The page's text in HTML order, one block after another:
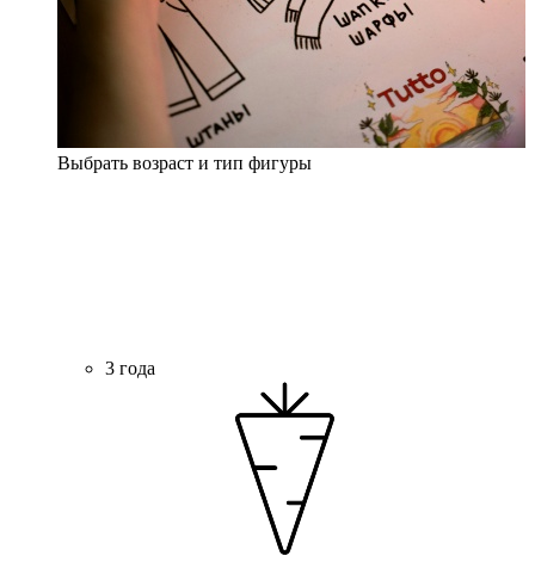
Выбрать возраст и тип фигуры
3 года